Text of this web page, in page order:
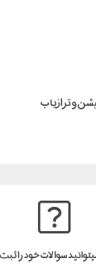
و ترازیاب
سوالات خود را